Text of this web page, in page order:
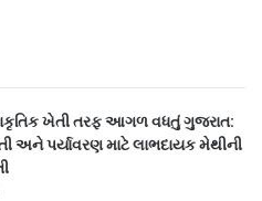
ખેતી તરફ આગળ વધતું ગુજરાત:
અને પર્યાવરણ માટે લાભદાયક મેથીની